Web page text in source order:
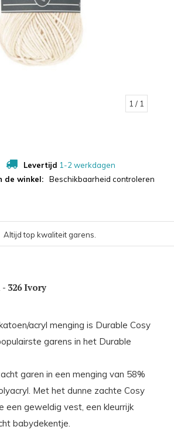
1 / 1
Levertijd 1-2 werkdagen
de winkel:
Beschikbaarheid controleren
Altijd top kwaliteit garens.
326 Ivory
acryl menging is Durable Cosy
garens in het Durable
garen in een menging van 58%
Met het dunne zachte Cosy
een geweldig vest, een kleurrijk
babydekentje.